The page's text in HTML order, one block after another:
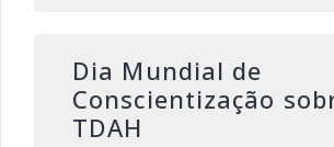
Dia Mundial de
Conscientização
TDAH